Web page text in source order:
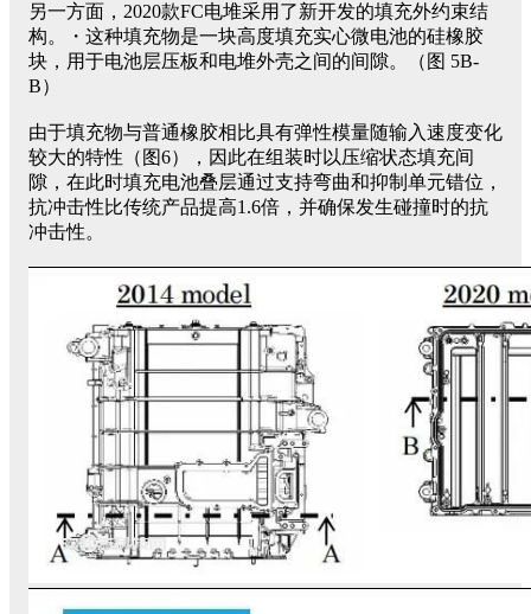
另一方面，2020款FC电堆采用了新开发的填充外约束结
构。・这种填充物是一块高度填充实心微电池的硅橡胶
块，用于电池层压板和电堆外壳之间的间隙。（图 5B-
B）
由于填充物与普通橡胶相比具有弹性模量随输入速度变化
较大的特性（图6），因此在组装时以压缩状态填充间
隙，在此时填充电池叠层通过支持弯曲和抑制单元错位，
抗冲击性比传统产品提高1.6倍，并确保发生碰撞时的抗
冲击性。